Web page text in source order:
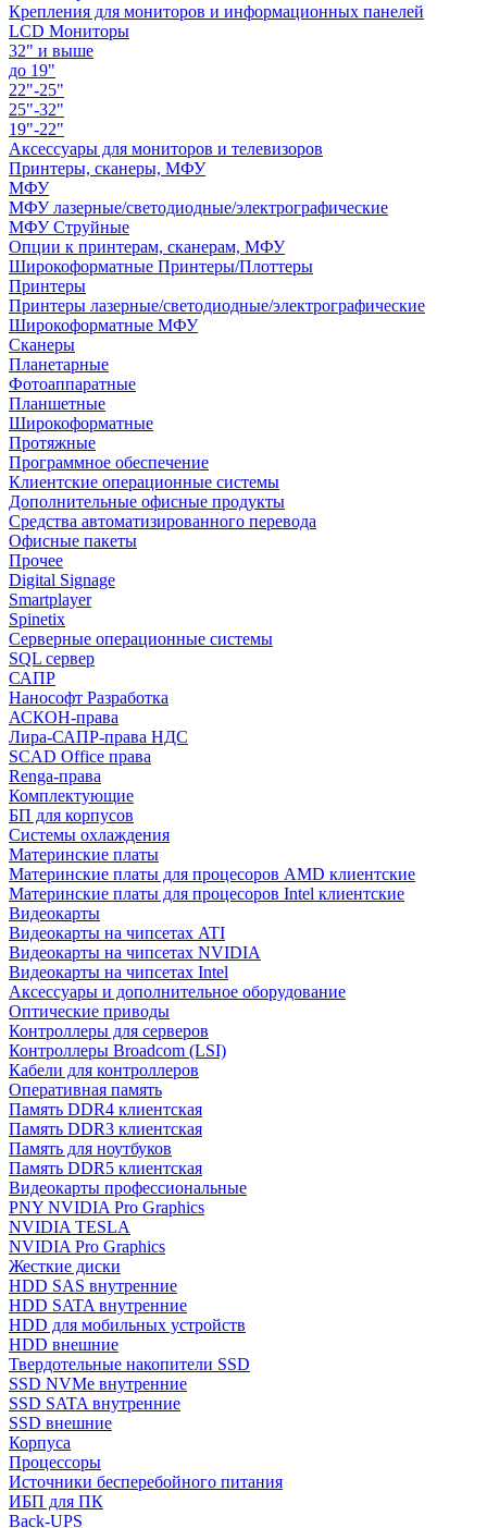
Крепления для мониторов и информационных панелей
LCD Мониторы
32" и выше
до 19"
22"-25"
25"-32"
19"-22"
Аксессуары для мониторов и телевизоров
Принтеры, сканеры, МФУ
МФУ
МФУ лазерные/светодиодные/электрографические
МФУ Струйные
Опции к принтерам, сканерам, МФУ
Широкоформатные Принтеры/Плоттеры
Принтеры
Принтеры лазерные/светодиодные/электрографические
Широкоформатные МФУ
Сканеры
Планетарные
Фотоаппаратные
Планшетные
Широкоформатные
Протяжные
Программное обеспечение
Клиентские операционные системы
Дополнительные офисные продукты
Средства автоматизированного перевода
Офисные пакеты
Прочее
Digital Signage
Smartplayer
Spinetix
Серверные операционные системы
SQL сервер
САПР
Нанософт Разработка
АСКОН-права
Лира-САПР-права НДС
SCAD Office права
Renga-права
Комплектующие
БП для корпусов
Системы охлаждения
Материнские платы
Материнские платы для процесоров AMD клиентские
Материнские платы для процесоров Intel клиентские
Видеокарты
Видеокарты на чипсетах ATI
Видеокарты на чипсетах NVIDIA
Видеокарты на чипсетах Intel
Аксессуары и дополнительное оборудование
Оптические приводы
Контроллеры для серверов
Контроллеры Broadcom (LSI)
Кабели для контроллеров
Оперативная память
Память DDR4 клиентская
Память DDR3 клиентская
Память для ноутбуков
Память DDR5 клиентская
Видеокарты профессиональные
PNY NVIDIA Pro Graphics
NVIDIA TESLA
NVIDIA Pro Graphics
Жесткие диски
HDD SAS внутренние
HDD SATA внутренние
HDD для мобильных устройств
HDD внешние
Твердотельные накопители SSD
SSD NVMe внутренние
SSD SATA внутренние
SSD внешние
Корпуса
Процессоры
Источники бесперебойного питания
ИБП для ПК
Back-UPS